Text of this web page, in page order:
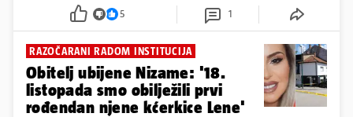
5 1
RAZOČARANI RADOM INSTITUCIJA
Obitelj ubijene Nizame: '18.
listopada smo obilježili prvi
rođendan njene kćerkice Lene'